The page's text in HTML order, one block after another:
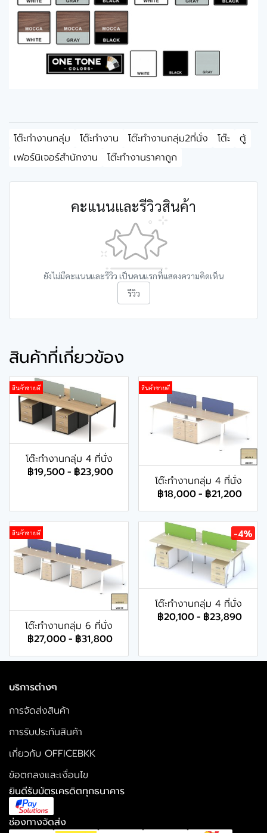
โต๊ะทำงานกลุ่ม โต๊ะทำงาน โต๊ะทำงานกลุ่ม2ที่นั่ง โต๊ะ
ตู้
เฟอร์นิเจอร์สำนักงาน
โต๊ะทำงานราคาถูก
คะแนนและรีวิวสินค้า
ยังไม่มีคะแนนและรีวิว เป็นคนแรกที่แสดงความคิดเห็น
รีวิว
สินค้าที่เกี่ยวข้อง
สินค้าขายดี
โต๊ะทำงานกลุ่ม 4 ที่นั่ง
฿19,500- ฿23,900
สินค้าขายดี
โต๊ะทำงานกลุ่ม 4 ที่นั่ง
฿18,000- ฿21,200
สินค้าขายดี
โต๊ะทำงานกลุ่ม 6 ที่นั่ง
฿27,000- ฿31,800
-4%
โต๊ะทำงานกลุ่ม 4 ที่นั่ง
฿20,100- ฿23,890
บริการต่างๆ
การจัดส่งสินค้า
การรับประกันสินค้า
เกี่ยวกับ OFFICEBKK
ข้อตกลงและเงื่อนไข
ยินดีรับบัตรเครดิตทุกธนาคาร
ช่องทางจัดส่ง